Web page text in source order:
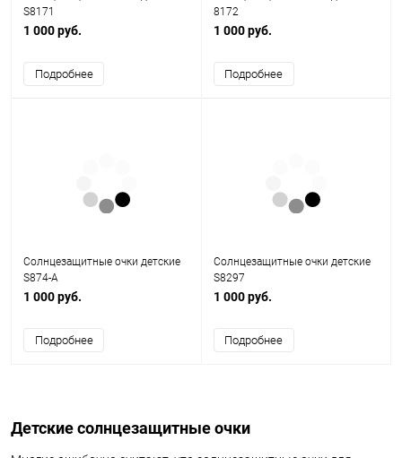
S8171
1 000 руб.
Подробнее
8172
1 000 руб.
Подробнее
Солнцезащитные очки детские
S874-A
1 000 руб.
Подробнее
Солнцезащитные очки детские
S8297
1 000 руб.
Подробнее
Детские солнцезащитные очки